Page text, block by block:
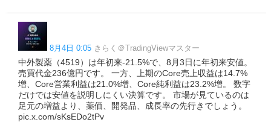
8月4日 0:05 きらく＠TradingViewマスター
中外製薬（4519）は年初来-21.5%で、8月3日に年初来安値。
売買代金236億円です。 一方、上期のCore売上収益は14.7%
増、Core営業利益は21.0%増、Core純利益は23.2%増。 数字
だけでは安値を説明しにくい決算です。 市場が見ているのは
足元の増益より、薬価、開発品、成長率の先行きでしょう。
pic.x.com/sKsEDo2tPv